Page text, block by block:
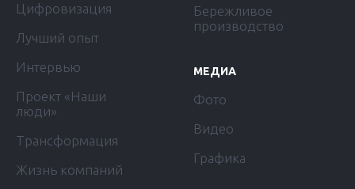
Цифровизация
Лучший опыт
Интервью
Проект «Наши
люди»
Трансформация
Жизнь компаний
Бережливое
производство
МЕДИА
Фото
Видео
Графика